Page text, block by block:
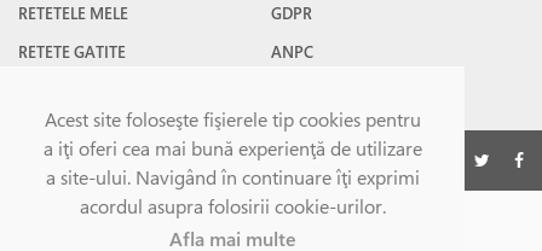
Acest site foloseşte fişierele tip cookies pentru
a iţi oferi cea mai bună experienţă de utilizare
a site-ului. Navigând în continuare îţi exprimi
acordul asupra folosirii cookie-urilor.
Afla mai multe
RETETELE MELE
RETETE GATITE
GDPR
ANPC
©Gatesc.ro 2026